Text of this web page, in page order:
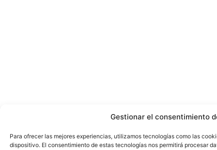
Gestionar el consentimiento
Para ofrecer las mejores experiencias, utilizamos tecnologías como las
dispositivo. El consentimiento de estas tecnologías nos permitirá procesar